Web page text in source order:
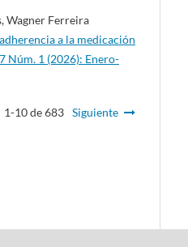
Wagner Ferreira
a la medicación
Núm. 1 (2026): Enero-
1-10 de 683 Siguiente